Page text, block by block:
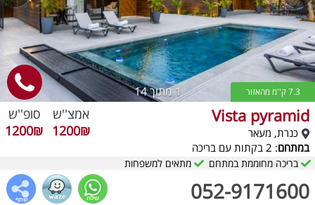
1מתוך 14 7.3 ק''מ מהאזור
Vista pyramid
כנרת, מעאר
במתחם: 2 בקתות עם בריכה
052-9171600
אמצ''ש
1200₪
סופ''ש
1200₪
בריכה מחוממת במתחם מתאים למשפחות